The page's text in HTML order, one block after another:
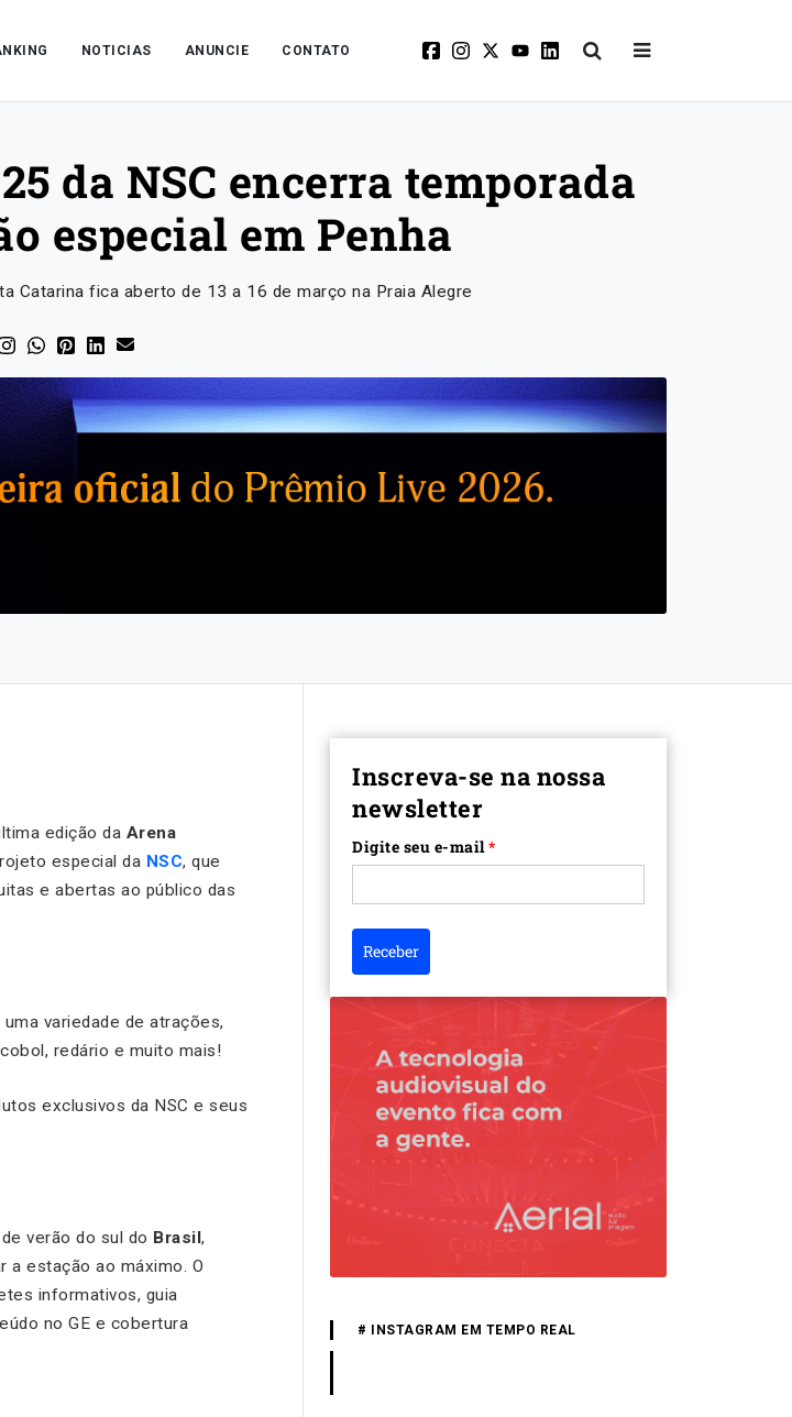
NOTICIAS ANUNCIE CONTATO
da NSC encerra temporada
especial em Penha
Catarina fica aberto de 13 a 16 de março na Praia Alegre
edição da Arena
especial da NSC, que
e abertas ao público das
variedade de atrações,
redário e muito mais!
exclusivos da NSC e seus
verão do sul do Brasil,
a estação ao máximo. O
informativos, guia
no GE e cobertura
Inscreva-se na nossa
newsletter
Digite seu e-mail*
Receber
# INSTAGRAM EM TEMPO REAL